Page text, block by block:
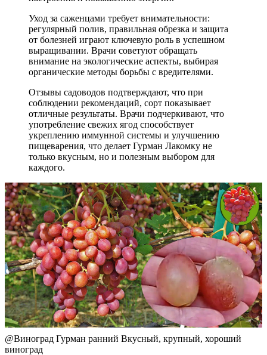
Уход за саженцами требует внимательности:
регулярный полив, правильная обрезка и защита
от болезней играют ключевую роль в успешном
выращивании. Врачи советуют обращать
внимание на экологические аспекты, выбирая
органические методы борьбы с вредителями.
Отзывы садоводов подтверждают, что при
соблюдении рекомендаций, сорт показывает
отличные результаты. Врачи подчеркивают, что
употребление свежих ягод способствует
укреплению иммунной системы и улучшению
пищеварения, что делает Гурман Лакомку не
только вкусным, но и полезным выбором для
каждого.
@Виноград Гурман ранний Вкусный, крупный, хороший
виноград